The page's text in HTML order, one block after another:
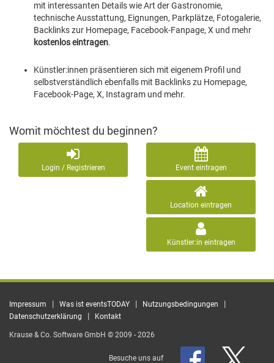
mit interessanten Details wie Art der Gastronomie,
technische Ausstattung, Eignungen, Parkplätze, Fotogalerie,
Backlinks zur Homepage, Facebook-Fanpage, X und mehr
kostenlos eintragen.
Künstler:innen präsentieren sich mit eigenem Profil und
selbstverständlich ebenfalls mit Backlinks zu Homepage,
Facebook-Page, X, Instagram und mehr.
Womit möchtest du beginnen?
Login / Registrieren Event eintragen
Location eintragen
Künstler:in eintragen
Impressum | Was ist eventsTODAY | Nutzungsbedingungen |
Datenschutzerklärung | Kontakt
Krause & Co. Software GmbH © 2009 - 2026
Besuche uns auf